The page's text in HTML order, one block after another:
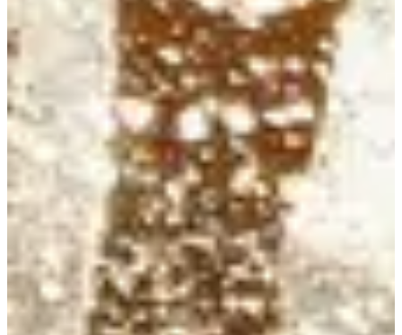
Aquathlon Longue Distance Licenciés Triathlon
1
3800
2
08:00
Acuatlón
Inscripciones
Registro
Registro
Aquathlon Moyenne Distance